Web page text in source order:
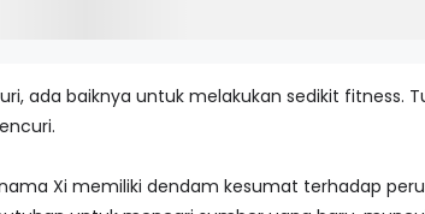
ada baiknya untuk melakukan sedikit fitness.
Xi memiliki dendam kesumat terhadap